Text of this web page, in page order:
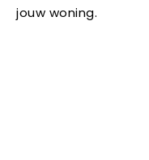
jouw woning.